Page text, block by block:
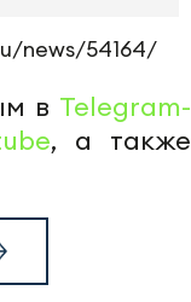
news/54164/
в Telegram-
, а также